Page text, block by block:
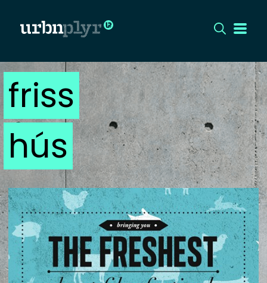
CÍMLAP
DIZÁJN
DIVAT
HIP
KULT
UTCA
friss
hús